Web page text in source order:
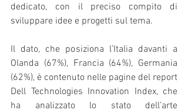
dedicato, con il preciso compito di
sviluppare idee e progetti sul tema.
Il dato, che posiziona l’Italia davanti a
Olanda (67%), Francia (64%), Germania
(62%), è contenuto nelle pagine del report
Dell Technologies Innovation Index, che
ha analizzato lo stato dell’arte